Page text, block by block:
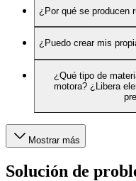
¿Por qué se producen
¿Puedo crear mis
¿Qué tipo de
motora? ¿Libera
Mostrar más
Solución de